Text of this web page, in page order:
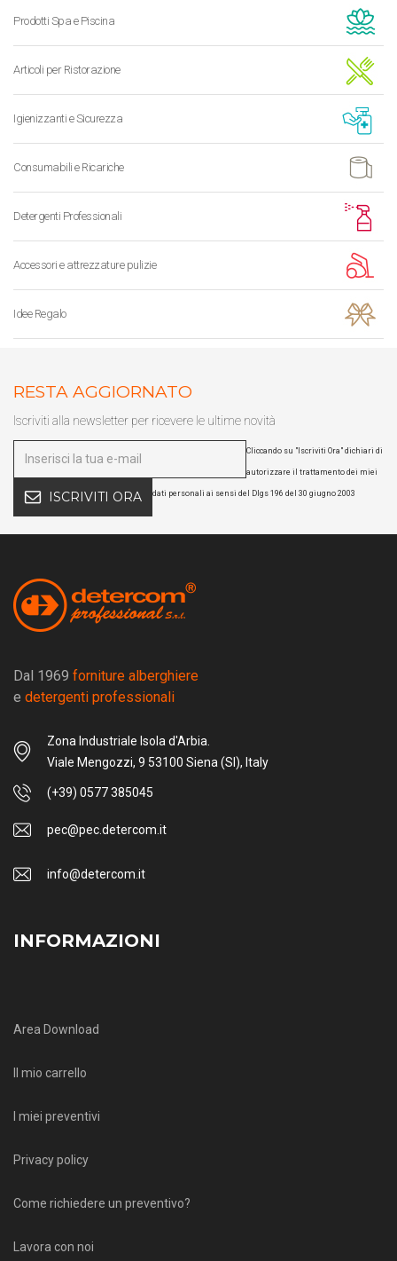
Prodotti Spa e Piscina
Articoli per Ristorazione
Igienizzanti e Sicurezza
Consumabili e Ricariche
Detergenti Professionali
Accessori e attrezzature pulizie
Idee Regalo
RESTA AGGIORNATO
Iscriviti alla newsletter per ricevere le ultime novità
ISCRIVITI ORA
Cliccando su "Iscriviti Ora" dichiari di
autorizzare il trattamento dei miei
dati personali ai sensi del Dlgs 196 del 30 giugno 2003
Dal 1969 forniture alberghiere
e detergenti professionali
Zona Industriale Isola d'Arbia.
Viale Mengozzi, 9 53100 Siena (SI), Italy
(+39) 0577 385045
pec@pec.detercom.it
info@detercom.it
INFORMAZIONI
Area Download
Il mio carrello
I miei preventivi
Privacy policy
Come richiedere un preventivo?
Lavora con noi